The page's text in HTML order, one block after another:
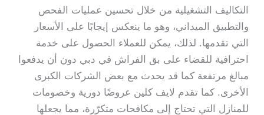
التكاليف التشغيلية من خلال تحسين عمليات الفحص
والتطبيق الميداني، وهو ما ينعكس إيجابًا على الأسعار
التي تقدمها. لذلك، يمكن للعملاء الحصول على خدمة
احترافية للقضاء على بق الفراش في دبي دون أن يدفعوا
مبالغ مرتفعة كما قد يحدث مع بعض الشركات الكبرى
الأخرى. كما تقدم لايف كلين عروضًا دورية وخصومات
للمنازل التي تحتاج إلى مكافحات متكرّرة، مما يجعلها